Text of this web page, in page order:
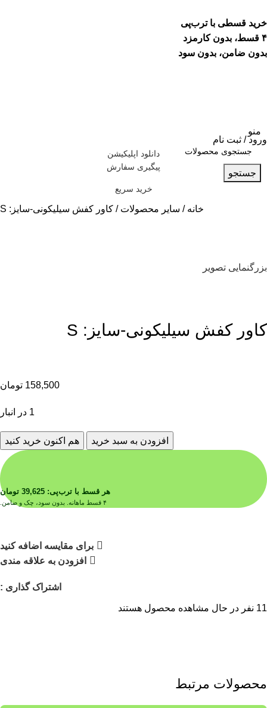
خرید قسطی با ترب‌پی
۴ قسط، بدون کارمزد
بدون ضامن، بدون سود
ورود / ثبت نام
دانلود اپلیکیشن
پیگیری سفارش
منو
جستجو
خرید سریع
خانه سایر محصولات کاور کفش سیلیکونی-سایز: S
بزرگنمایی تصویر
کاور کفش سیلیکونی-سایز: S
158,500 تومان
1 در انبار
افزودن به سبد خرید هم اکنون خرید کنید
هر قسط با ترب‌پی: 39,625 تومان
۴ قسط ماهانه. بدون سود، چک و ضامن.
برای مقایسه اضافه کنید
افزودن به علاقه مندی
اشتراک گذاری :
11 نفر در حال مشاهده محصول هستند
محصولات مرتبط